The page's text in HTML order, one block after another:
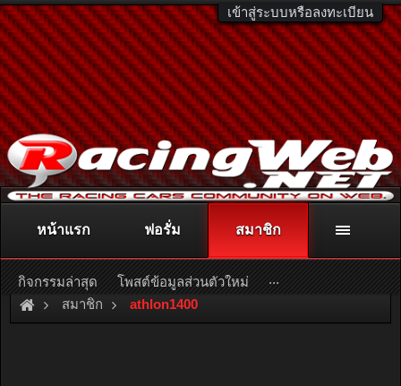
เข้าสู่ระบบหรือลงทะเบียน
ติดต่อลงโฆษณา racingweb@gmail.comหรือโทร. 081-811-1138
หรืออ่านรายละเอียดเพิ่มเติม คลิกที่นี่
สมาชิก athlon1400
หน้าแรก ฟอรั่ม สมาชิก
กิจกรรมล่าสุด โพสต์ข้อมูลส่วนตัวใหม่ ...